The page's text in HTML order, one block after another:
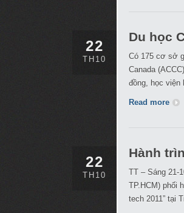
22
TH10
Du học
Có 175 cơ sở
Canada
đồng, học viện
Read more
22
TH10
Hành
TT – Sáng 21-
TP.HCM) phối
tech 2011” tại